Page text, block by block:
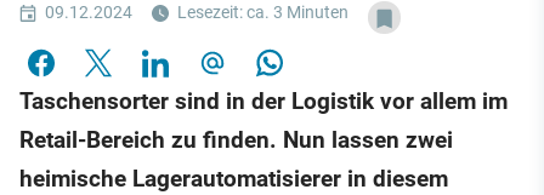
09.12.2024 Lesezeit: ca. 3 Minuten
Taschensorter sind in der Logistik vor allem im
Retail-Bereich zu finden. Nun lassen zwei
heimische Lagerautomatisierer in diesem